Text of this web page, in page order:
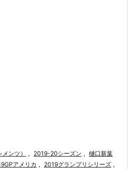
ンツ） , 2019-20シーズン , 樋口新葉
アメリカ , 2019グランプリシリーズ ,